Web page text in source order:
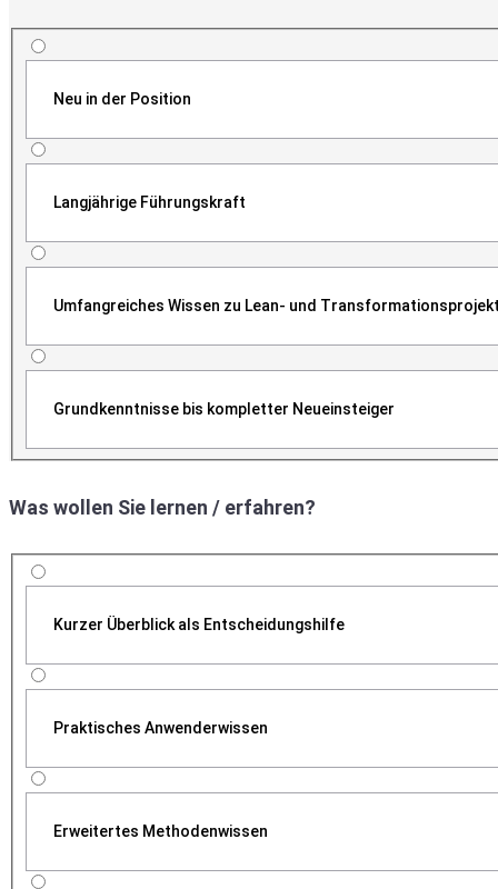
Neu in der Position
Langjährige Führungskraft
Umfangreiches Wissen zu Lean- und
Grundkenntnisse bis kompletter Neueinsteiger
Was wollen Sie lernen / erfahren?
Kurzer Überblick als Entscheidungshilfe
Praktisches Anwenderwissen
Erweitertes Methodenwissen